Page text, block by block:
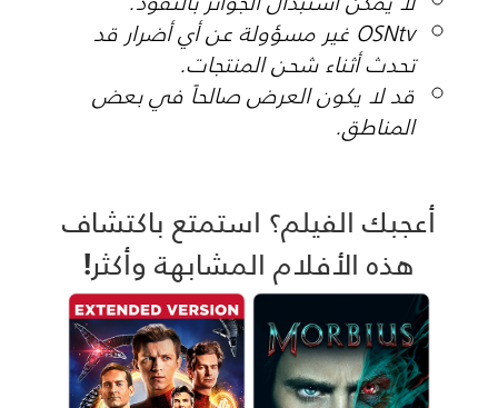
OSNtv غير مسؤولة عن أي أضرار قد
تحدث أثناء شحن المنتجات.
قد لا يكون العرض صالحاً في بعض
المناطق.
أعجبك الفيلم؟ استمتع باكتشاف
هذه الأفلام المشابهة وأكثر!